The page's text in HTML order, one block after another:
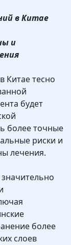
в Китае
и
Китае тесно
будет
более точные
риски и
лечения.
более
слоев